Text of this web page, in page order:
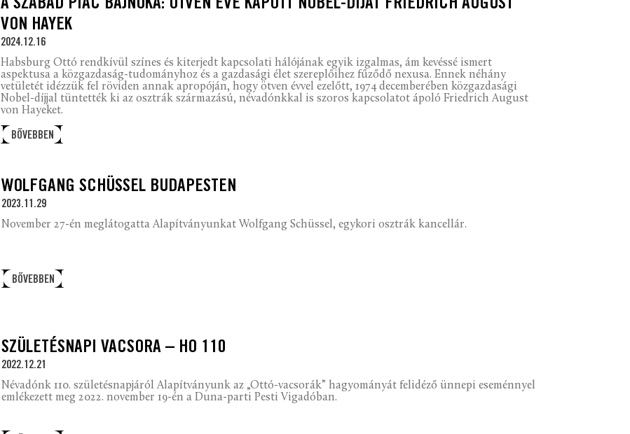
A SZABAD PIAC BAJNOKA: ÖTVEN ÉVE KAPOTT NOBEL-DÍJAT FRIEDRICH AUGUST
VON HAYEK
2024.12.16
Habsburg Ottó rendkívül színes és kiterjedt kapcsolati hálójának egyik izgalmas, ám kevéssé ismert
aspektusa a közgazdaság-tudományhoz és a gazdasági élet szereplőihez fűződő nexusa. Ennek néhány
vetületét idézzük fel röviden annak apropóján, hogy ötven évvel ezelőtt, 1974 decemberében közgazdasági
Nobel-díjjal tüntették ki az osztrák származású, névadónkkal is szoros kapcsolatot ápoló Friedrich August
von Hayeket.
BŐVEBBEN
WOLFGANG SCHÜSSEL BUDAPESTEN
2023.11.29
November 27-én meglátogatta Alapítványunkat Wolfgang Schüssel, egykori osztrák kancellár.
BŐVEBBEN
SZÜLETÉSNAPI VACSORA – HO 110
2022.12.21
Névadónk 110. születésnapjáról Alapítványunk az „Ottó-vacsorák” hagyományát felidéző ünnepi eseménnyel
emlékezett meg 2022. november 19-én a Duna-parti Pesti Vigadóban.